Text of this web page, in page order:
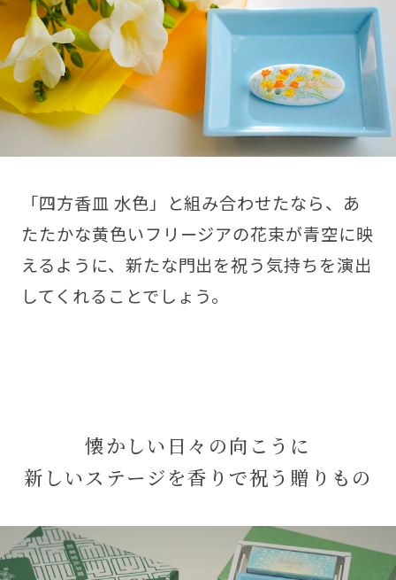
「四方香皿 水色」と組み合わせたなら、あ
たたかな黄色いフリージアの花束が青空に映
えるように、新たな門出を祝う気持ちを演出
してくれることでしょう。
懐かしい日々の向こうに
新しいステージを香りで祝う贈りもの